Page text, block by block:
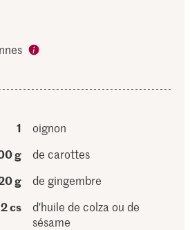
1
oignon
g
de carottes
g
de gingembre
2 cs
d'huile de colza ou de
sésame